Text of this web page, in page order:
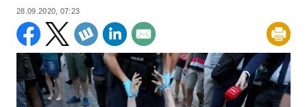
28.09.2020, 07:23